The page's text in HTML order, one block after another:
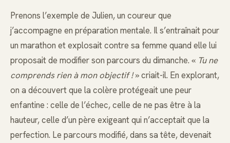
Prenons l’exemple de Julien, un coureur que
j’accompagne en préparation mentale. Il s’entraînait pour
un marathon et explosait contre sa femme quand elle lui
proposait de modifier son parcours du dimanche. « Tu ne
comprends rien à mon objectif !» criait-il. En explorant,
on a découvert que la colère protégeait une peur
enfantine : celle de l’échec, celle de ne pas être à la
hauteur, celle d’un père exigeant qui n’acceptait que la
perfection. Le parcours modifié, dans sa tête, devenait